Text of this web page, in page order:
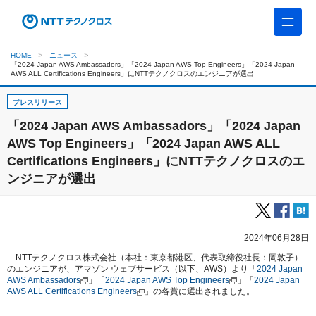
HOME
ニュース
「2024 Japan AWS Ambassadors」「2024 Japan AWS Top Engineers」「2024 Japan
AWS ALL Certifications Engineers」にNTTテクノクロスのエンジニアが選出
プレスリリース
「2024 Japan AWS Ambassadors」「2024 Japan
AWS Top Engineers」「2024 Japan AWS ALL
Certifications Engineers」にNTTテクノクロスのエ
ンジニアが選出
2024年06月28日
NTTテクノクロス株式会社（本社：東京都港区、代表取締役社長：岡敦子）
のエンジニアが、アマゾン ウェブサービス（以下、AWS）より「 2024 Japan
AWS Ambassadors
」「 2024 Japan AWS Top Engineers 」「 2024 Japan
AWS ALL Certifications Engineers
」の各賞に選出されました。